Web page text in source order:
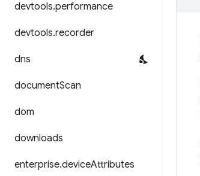
devtools.performance
devtools.recorder
dns
documentScan
dom
downloads
enterprise.deviceAttributes